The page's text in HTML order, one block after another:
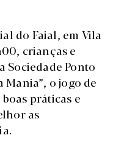
do Faial, em Vila
crianças e
Sociedade Ponto
Mania”, o jogo de
práticas e
as